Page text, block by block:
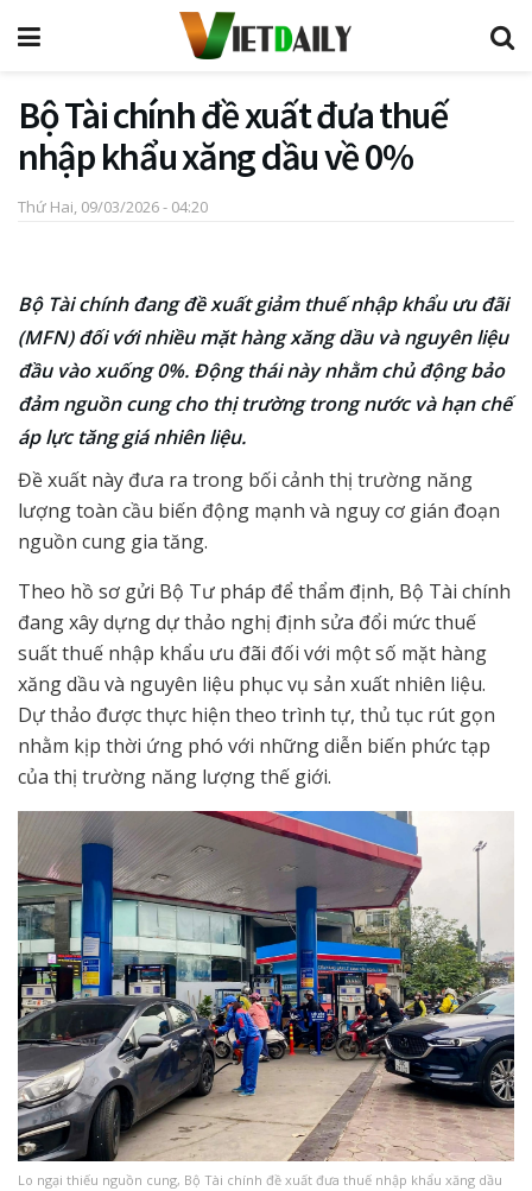
Bộ Tài chính đề xuất đưa thuế
nhập khẩu xăng dầu về 0%
Thứ Hai, 09/03/2026 - 04:20
Bộ Tài chính đang đề xuất giảm thuế nhập khẩu ưu đãi
(MFN) đối với nhiều mặt hàng xăng dầu và nguyên liệu
đầu vào xuống 0%. Động thái này nhằm chủ động bảo
đảm nguồn cung cho thị trường trong nước và hạn chế
áp lực tăng giá nhiên liệu.
Đề xuất này đưa ra trong bối cảnh thị trường năng
lượng toàn cầu biến động mạnh và nguy cơ gián đoạn
nguồn cung gia tăng.
Theo hồ sơ gửi Bộ Tư pháp để thẩm định, Bộ Tài chính
đang xây dựng dự thảo nghị định sửa đổi mức thuế
suất thuế nhập khẩu ưu đãi đối với một số mặt hàng
xăng dầu và nguyên liệu phục vụ sản xuất nhiên liệu.
Dự thảo được thực hiện theo trình tự, thủ tục rút gọn
nhằm kịp thời ứng phó với những diễn biến phức tạp
của thị trường năng lượng thế giới.
Lo ngại thiếu nguồn cung, Bộ Tài chính đề xuất đưa thuế nhập khẩu xăng dầu